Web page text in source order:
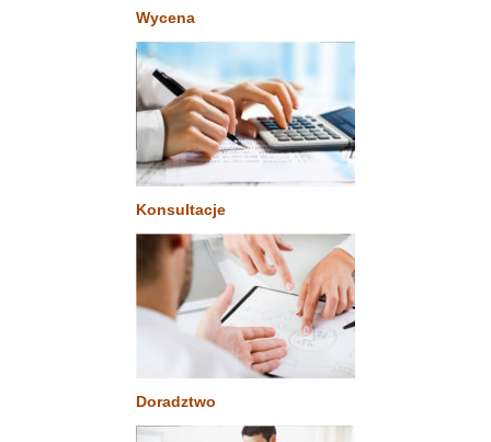
Wycena
Konsultacje
Doradztwo